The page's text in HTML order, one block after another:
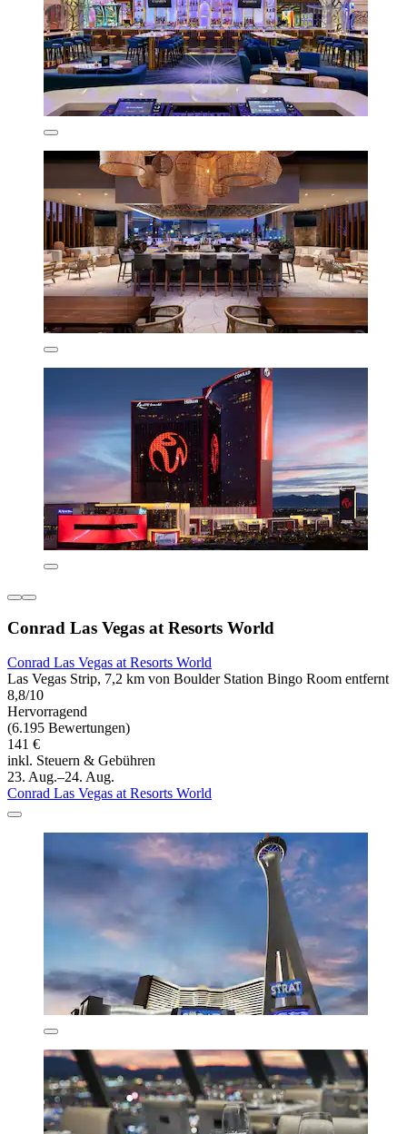
Conrad Las Vegas at Resorts World
Conrad Las Vegas at Resorts World
Las Vegas Strip, 7,2 km von Boulder Station Bingo Room entfernt
8,8/10
Hervorragend
(6.195 Bewertungen)
141 €
inkl. Steuern & Gebühren
23. Aug.–24. Aug.
Conrad Las Vegas at Resorts World